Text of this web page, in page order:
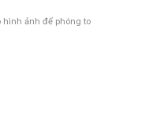
hình ảnh để phóng to